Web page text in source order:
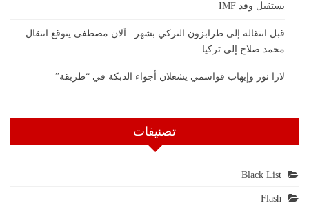
يستقبل وفد IMF
قبل انتقاله إلى طرابزون التركي بشهر.. آلان مصطفى يتوقع انتقال
محمد صلاح إلى تركيا
لارا نور وإيهاب قواسمي يشعلان أجواء الدبكة في “طربقة”
تصنيفات
Black List
Flash